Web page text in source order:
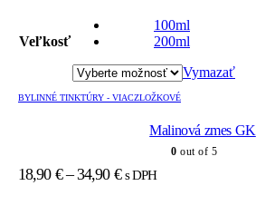
má
viacero
si
stránke
produktu.
Veľkosť
100ml
200ml
Vymazať
BYLINNÉ TINKTÚRY - VIACZLOŽKOVÉ
Malinová zmes GK
0 out of 5
18,90 € – 34,90 €Price
s DPH